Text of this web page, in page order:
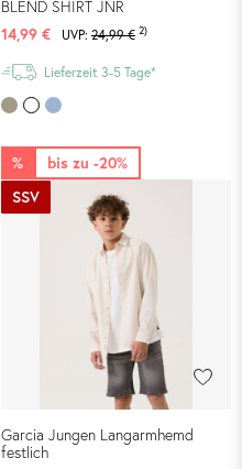
BLEND SHIRT JNR
14,99 €
UVP: 24,99 € 2)
Lieferzeit 3-5 Tage*
bis zu -20%
%
SSV
Garcia Jungen Langarmhemd
festlich